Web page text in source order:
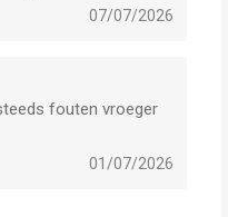
07/07/2026
fouten vroeger
01/07/2026